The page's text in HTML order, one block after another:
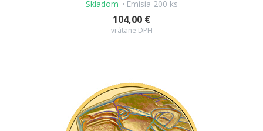
Skladom
Emisia 200 ks
104,00 €
vrátane DPH